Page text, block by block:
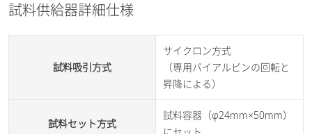
試料供給器詳細仕様
試料吸引方式
サイクロン方式
（専用バイアルビンの回転と
昇降による）
試料セット方式
試料容器（φ24mm×50mm）
にセット